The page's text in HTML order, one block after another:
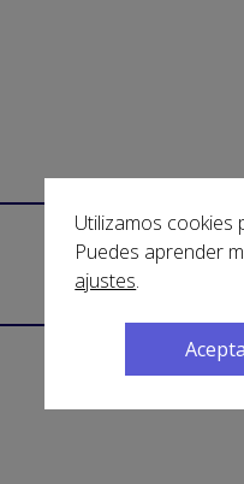
Utilizamos cookies
Puedes aprender
ajustes.